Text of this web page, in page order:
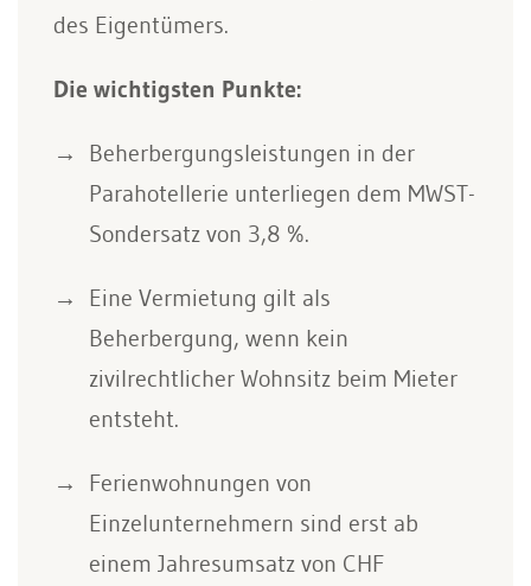
des Eigentümers.
Die wichtigsten Punkte:
Beherbergungsleistungen in der
Parahotellerie unterliegen dem MWST-
Sondersatz von 3,8 %.
Eine Vermietung gilt als
Beherbergung, wenn kein
zivilrechtlicher Wohnsitz beim Mieter
entsteht.
Ferienwohnungen von
Einzelunternehmern sind erst ab
einem Jahresumsatz von CHF